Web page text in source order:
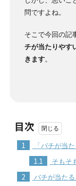
問ですよね。
そこで今回の記
チが当たりやす
きます。
目次
1 「バチが当
1.1 そもそ
2 バチが当た